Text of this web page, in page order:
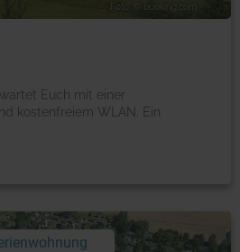
Foto: © booking.com
Euch mit einer
kostenfreiem WLAN. Ein